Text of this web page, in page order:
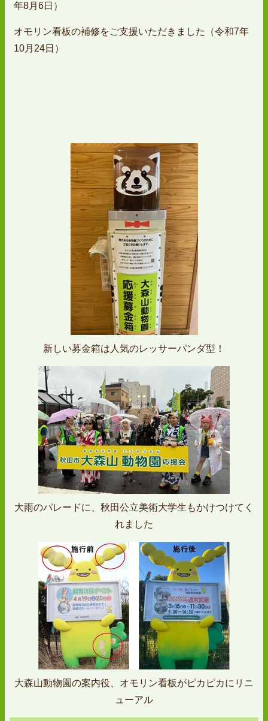
年8月6日）
オモリン看板の補修をご支援いただきました（令和7年
10月24日）
新しい募金箱は人気のレッサーパンダ型！
大雨のパレードに、秋田公立美術大学生もかけつけてく
れました
大森山動物園の案内役、オモリン看板がピカピカにリニ
ューアル